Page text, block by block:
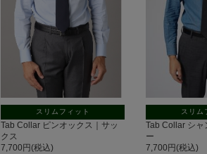
スリムフィット
Tab Collar ピンオックス｜サッ
クス
7,700円(税込)
スリム
Tab Collar シャ
ー
7,700円(税込)